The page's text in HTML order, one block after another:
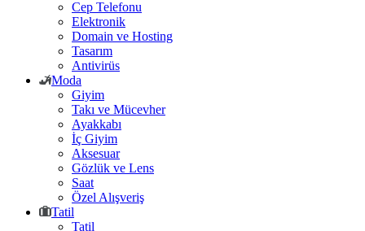
Cep Telefonu
Elektronik
Domain ve Hosting
Tasarım
Antivirüs
Moda
Giyim
Takı ve Mücevher
Ayakkabı
İç Giyim
Aksesuar
Gözlük ve Lens
Saat
Özel Alışveriş
Tatil
Tatil